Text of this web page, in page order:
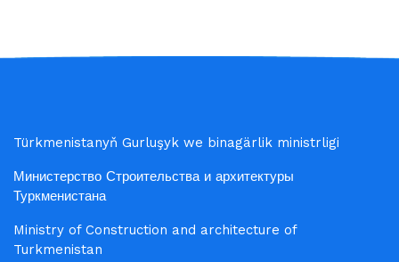
Türkmenistanyň Gurluşyk we binagärlik ministrligi
Министерство Строительства и архитектуры
Туркменистана
Ministry of Construction and architecture of
Turkmenistan